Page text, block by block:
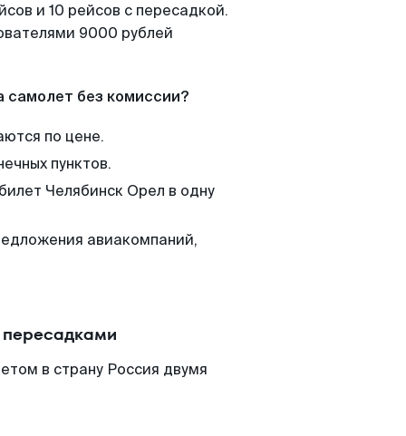
и 10 рейсов с пересадкой.
9000 рублей
самолет без комиссии?
по цене.
пунктов.
Челябинск Орел в одну
авиакомпаний,
в страну Россия двумя